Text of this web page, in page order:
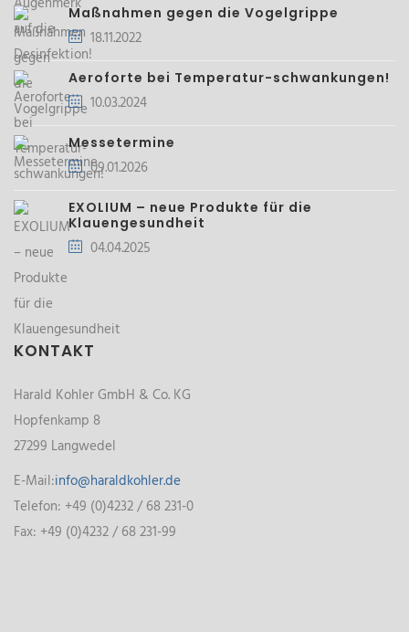
Maßnahmen gegen die Vogelgrippe
18.11.2022
Aeroforte bei Temperatur-schwankungen!
10.03.2024
Messetermine
09.01.2026
EXOLIUM – neue Produkte für die
Klauengesundheit
04.04.2025
KONTAKT
Harald Kohler GmbH & Co. KG
Hopfenkamp 8
27299 Langwedel
E-Mail:info@haraldkohler.de
Telefon: +49 (0)4232 / 68 231-0
Fax: +49 (0)4232 / 68 231-99